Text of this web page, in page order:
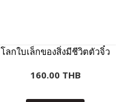
โลกใบเล็กของสิ่งมีชีวิตตัวจิ๋ว
160.00 THB